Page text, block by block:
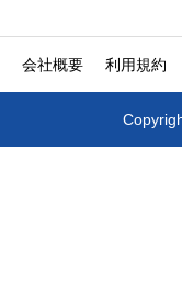
会社概要 利用規約